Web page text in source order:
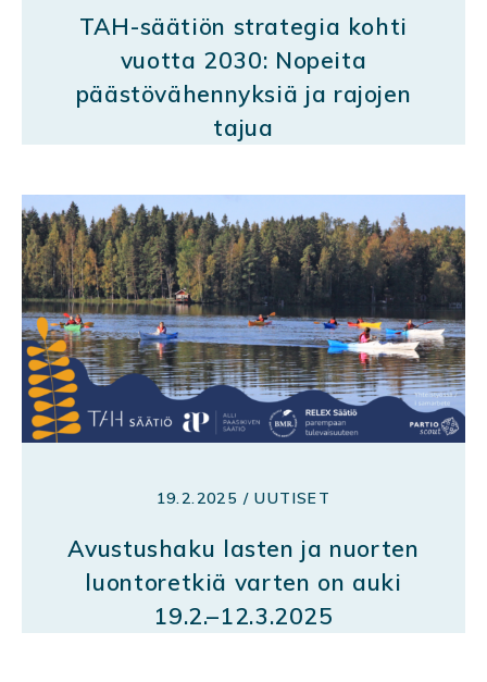
TAH-säätiön strategia kohti
vuotta 2030: Nopeita
päästövähennyksiä ja rajojen
tajua
19.2.2025 / UUTISET
Avustushaku lasten ja nuorten
luontoretkiä varten on auki
19.2.–12.3.2025